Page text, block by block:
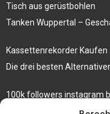
Tisch aus gerüstbohlen
Tanken Wuppertal –
Kassettenrekorder Kaufen
Die drei besten
100k followers instagram
Rezepte für gekochte